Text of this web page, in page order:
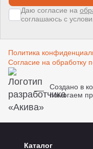
Политика
Согласие на обработку
Создано в
помогаем
Даю согласие на
соглашаюсь с
Каталог